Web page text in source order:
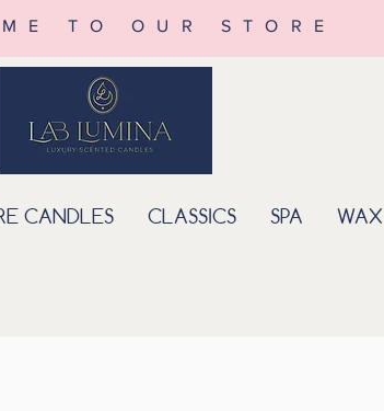
TO OUR STORE
CANDLES CLASSICS SPA